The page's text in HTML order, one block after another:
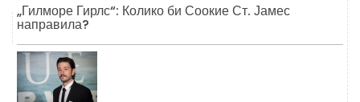
„Гилморе Гирлс“: Колико би Соокие Ст. Јамес
направила?